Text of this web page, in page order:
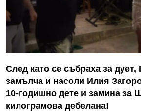
След като се събраха за дует,
замълча и насоли Илия
10-годишно дете и замина за
килограмова дебелана!